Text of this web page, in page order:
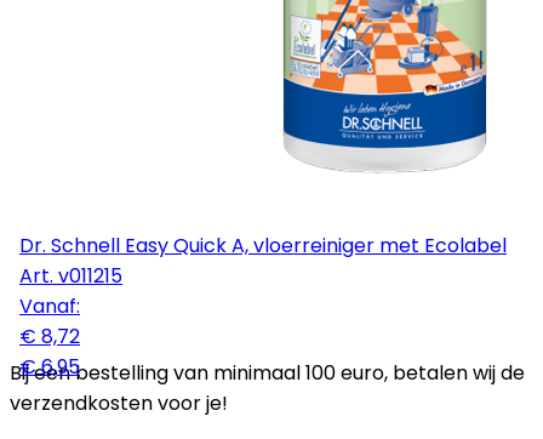
Bij een bestelling van minimaal 100 euro, betalen wij de
verzendkosten voor je!
Dr. Schnell Easy Quick A, vloerreiniger met Ecolabel
Art. v011215
Vanaf:
€ 8,72
€ 6,95